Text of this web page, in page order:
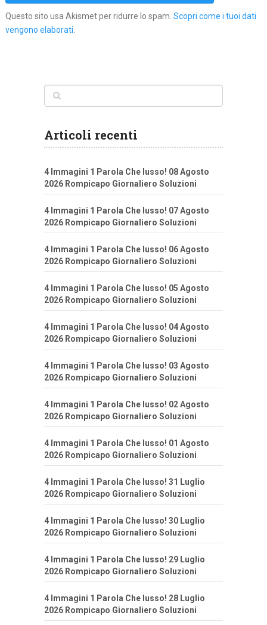
Questo sito usa Akismet per ridurre lo spam. Scopri come i tuoi dati
vengono elaborati
Articoli recenti
4 Immagini 1 Parola Che lusso! 08 Agosto
2026 Rompicapo Giornaliero Soluzioni
4 Immagini 1 Parola Che lusso! 07 Agosto
2026 Rompicapo Giornaliero Soluzioni
4 Immagini 1 Parola Che lusso! 06 Agosto
2026 Rompicapo Giornaliero Soluzioni
4 Immagini 1 Parola Che lusso! 05 Agosto
2026 Rompicapo Giornaliero Soluzioni
4 Immagini 1 Parola Che lusso! 04 Agosto
2026 Rompicapo Giornaliero Soluzioni
4 Immagini 1 Parola Che lusso! 03 Agosto
2026 Rompicapo Giornaliero Soluzioni
4 Immagini 1 Parola Che lusso! 02 Agosto
2026 Rompicapo Giornaliero Soluzioni
4 Immagini 1 Parola Che lusso! 01 Agosto
2026 Rompicapo Giornaliero Soluzioni
4 Immagini 1 Parola Che lusso! 31 Luglio
2026 Rompicapo Giornaliero Soluzioni
4 Immagini 1 Parola Che lusso! 30 Luglio
2026 Rompicapo Giornaliero Soluzioni
4 Immagini 1 Parola Che lusso! 29 Luglio
2026 Rompicapo Giornaliero Soluzioni
4 Immagini 1 Parola Che lusso! 28 Luglio
2026 Rompicapo Giornaliero Soluzioni